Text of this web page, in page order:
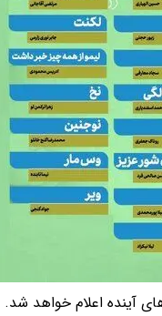
آینده اعلام خواهد شد.